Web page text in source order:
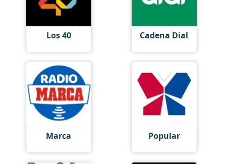
Los 40 Cadena Dial
Marca Popular